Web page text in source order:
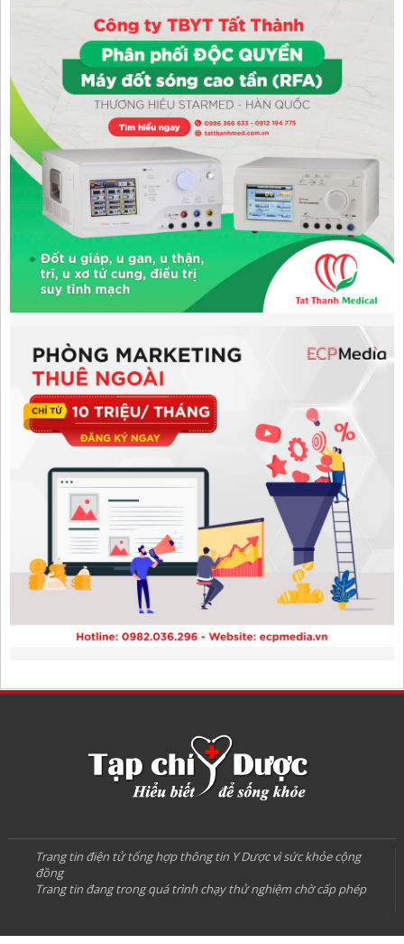
Trang tin điện tử tổng hợp thông tin Y Dược vì sức khỏe cộng
đồng
Trang tin đang trong quá trình chạy thử nghiệm chờ cấp phép